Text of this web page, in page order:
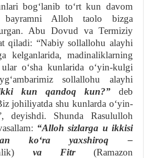
bogʻlanib toʻrt kun davom
Alloh taolo bizga
Abu Dovud va Termiziy
qiladi: “Nabiy sollallohu alayhi
kelganlarida, madinaliklarning
oʻsha kunlarida oʻyin-kulgi
sollallohu alayhi
kun qandoq kun?”deb
johiliyatda shu kunlarda oʻyin-
deyishdi. Shunda Rasululloh
“Alloh sizlarga u ikkisi
koʻra yaxshiroq –
va Fitr(Ramazon